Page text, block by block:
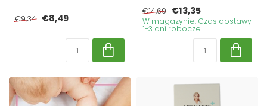
€9,34 €8,49
€14,69 €13,35
W magazynie. Czas dostawy
1-3 dni robocze